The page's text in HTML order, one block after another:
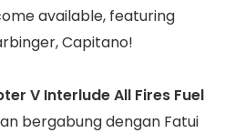
available, featuring
Capitano!
V Interlude All Fires Fuel
bergabung dengan Fatui